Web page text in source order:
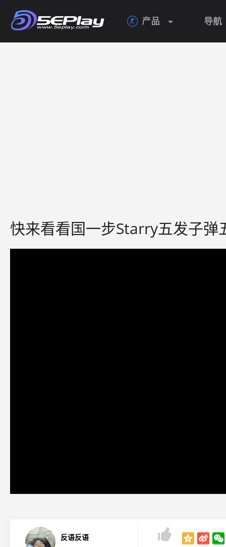
 产品 导航
快来看看国一步Starry五发子弹
反语反语 